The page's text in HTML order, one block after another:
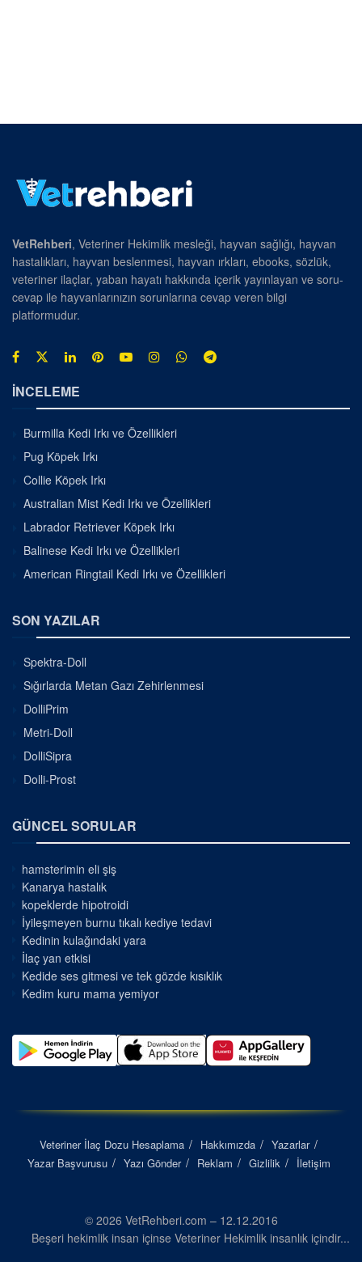
VetRehberi, Veteriner Hekimlik mesleği, hayvan sağlığı, hayvan
hastalıkları, hayvan beslenmesi, hayvan ırkları, ebooks, sözlük,
veteriner ilaçlar, yaban hayatı hakkında içerik yayınlayan ve soru-
cevap ile hayvanlarınızın sorunlarına cevap veren bilgi
platformudur.
İNCELEME
Burmilla Kedi Irkı ve Özellikleri
Pug Köpek Irkı
Collie Köpek Irkı
Australian Mist Kedi Irkı ve Özellikleri
Labrador Retriever Köpek Irkı
Balinese Kedi Irkı ve Özellikleri
American Ringtail Kedi Irkı ve Özellikleri
SON YAZILAR
Spektra-Doll
Sığırlarda Metan Gazı Zehirlenmesi
DolliPrim
Metri-Doll
DolliSipra
Dolli-Prost
GÜNCEL SORULAR
hamsterimin eli şiş
Kanarya hastalık
kopeklerde hipotroidi
İyileşmeyen burnu tıkalı kediye tedavi
Kedinin kulağındaki yara
İlaç yan etkisi
Kedide ses gitmesi ve tek gözde kısıklık
Kedim kuru mama yemiyor
Veteriner İlaç Dozu Hesaplama Hakkımızda
Yazarlar
Yazar Başvurusu
Yazı Gönder Reklam Gizlilik İletişim
© 2026 VetRehberi.com – 12.12.2016
Beşeri hekimlik insan içinse Veteriner Hekimlik insanlık içindir...